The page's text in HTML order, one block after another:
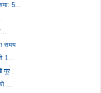
5...
समय
1...
...